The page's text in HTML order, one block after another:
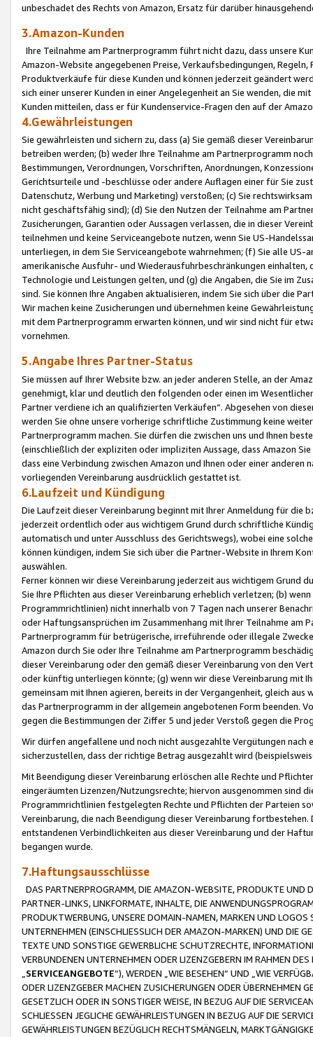
unbeschadet des Rechts von Amazon, Ersatz für darüber
3.Amazon-Kunden
Ihre Teilnahme am Partnerprogramm führt nicht dazu, dass unsere
Amazon-Website angegebenen Preise, Verkaufsbedingungen,
Produktverkäufe für diese Kunden und können jederzeit geändert
sich einer unserer Kunden in einer Angelegenheit an Sie wenden, die
Kunden mitteilen, dass er für Kundenservice-Fragen den auf der
4.Gewährleistungen
Sie gewährleisten und sichern zu, dass (a) Sie gemäß dieser
betreiben werden; (b) weder Ihre Teilnahme am Partnerprogramm
Bestimmungen, Verordnungen, Vorschriften, Anordnungen,
Gerichtsurteile und -beschlüsse oder andere Auflagen einer für Sie
Datenschutz, Werbung und Marketing) verstoßen; (c) Sie
nicht geschäftsfähig sind); (d) Sie den Nutzen der Teilnahme am
Zusicherungen, Garantien oder Aussagen verlassen, die in dieser
teilnehmen und keine Serviceangebote nutzen, wenn Sie US-
unterliegen, in dem Sie Serviceangebote wahrnehmen; (f) Sie alle
amerikanische Ausfuhr- und Wiederausfuhrbeschränkungen
Technologie und Leistungen gelten, und (g) die Angaben, die Sie im
sind. Sie können Ihre Angaben aktualisieren, indem Sie sich über die
Wir machen keine Zusicherungen und übernehmen keine
mit dem Partnerprogramm erwarten können, und wir sind nicht für
vornehmen.
5.Angabe Ihres Partner-Status
Sie müssen auf Ihrer Website bzw. an jeder anderen Stelle, an der
genehmigt, klar und deutlich den folgenden oder einen im
Partner verdiene ich an qualifizierten Verkäufen“. Abgesehen von
werden Sie ohne unsere vorherige schriftliche Zustimmung keine
Partnerprogramm machen. Sie dürfen die zwischen uns und Ihnen
(einschließlich der expliziten oder impliziten Aussage, dass Amazon
dass eine Verbindung zwischen Amazon und Ihnen oder einer
vorliegenden Vereinbarung ausdrücklich gestattet ist.
6.Laufzeit und Kündigung
Die Laufzeit dieser Vereinbarung beginnt mit Ihrer Anmeldung für die
jederzeit ordentlich oder aus wichtigem Grund durch schriftliche
automatisch und unter Ausschluss des Gerichtswegs), wobei eine
können kündigen, indem Sie sich über die Partner-Website in Ihrem
auswählen.
Ferner können wir diese Vereinbarung jederzeit aus wichtigem Grund
Sie Ihre Pflichten aus dieser Vereinbarung erheblich verletzen; (b)
Programmrichtlinien) nicht innerhalb von 7 Tagen nach unserer
oder Haftungsansprüchen im Zusammenhang mit Ihrer Teilnahme am
Partnerprogramm für betrügerische, irreführende oder illegale
Amazon durch Sie oder Ihre Teilnahme am Partnerprogramm
dieser Vereinbarung oder den gemäß dieser Vereinbarung von den
oder künftig unterliegen könnte; (g) wenn wir diese Vereinbarung mit
gemeinsam mit Ihnen agieren, bereits in der Vergangenheit, gleich
das Partnerprogramm in der allgemein angebotenen Form beenden.
gegen die Bestimmungen der Ziffer 5 und jeder Verstoß gegen die
Wir dürfen angefallene und noch nicht ausgezahlte Vergütungen
sicherzustellen, dass der richtige Betrag ausgezahlt wird
Mit Beendigung dieser Vereinbarung erlöschen alle Rechte und
eingeräumten Lizenzen/Nutzungsrechte; hiervon ausgenommen sind
Programmrichtlinien festgelegten Rechte und Pflichten der Parteien
Vereinbarung, die nach Beendigung dieser Vereinbarung
entstandenen Verbindlichkeiten aus dieser Vereinbarung und der
begangen wurde.
7.Haftungsausschlüsse
DAS PARTNERPROGRAMM, DIE AMAZON-WEBSITE, PRODUKTE UND
PARTNER-LINKS, LINKFORMATE, INHALTE, DIE
PRODUKTWERBUNG, UNSERE DOMAIN-NAMEN, MARKEN UND
UNTERNEHMEN (EINSCHLIESSLICH DER AMAZON-MARKEN) UND DIE
TEXTE UND SONSTIGE GEWERBLICHE SCHUTZRECHTE,
VERBUNDENEN UNTERNEHMEN ODER LIZENZGEBERN IM RAHMEN
SERVICEANGEBOTE“), WERDEN „WIE BESEHEN“ UND „WIE
ODER LIZENZGEBER MACHEN ZUSICHERUNGEN ODER ÜBERNEHMEN
GESETZLICH ODER IN SONSTIGER WEISE, IN BEZUG AUF DIE
SCHLIESSEN JEGLICHE GEWÄHRLEISTUNGEN IN BEZUG AUF DIE
GEWÄHRLEISTUNGEN BEZÜGLICH RECHTSMÄNGELN,